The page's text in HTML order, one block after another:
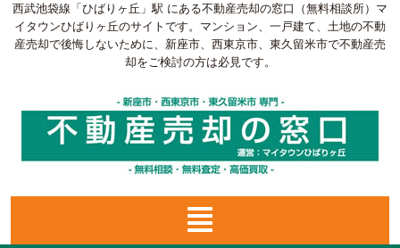
西武池袋線「ひばりヶ丘」駅 にある不動産売却の窓口（無料相談所）マ
イタウンひばりヶ丘のサイトです。マンション、一戸建て、土地の不動
産売却で後悔しないために、新座市、西東京市、東久留米市で不動産売
却をご検討の方は必見です。